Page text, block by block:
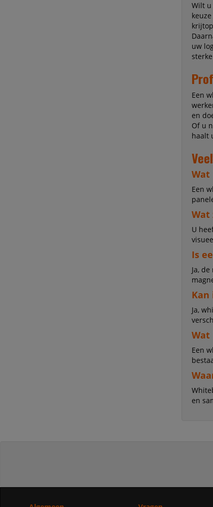
Wilt u
uw
Een
en
Of u
haalt
Wat
Een
Wat
U
Is
Ja,
Ja,
Wat
Een
en